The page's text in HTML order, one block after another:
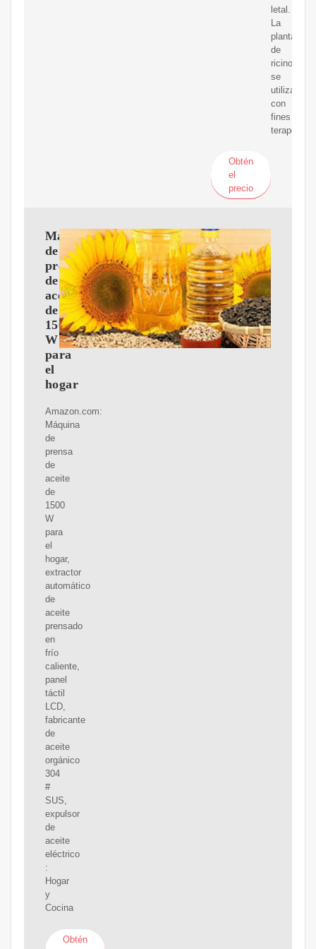
letal.
La
planta
de
ricino
se
utiliza
con
fines
Obtén
el
precio
Máquina
de
prensa
de
aceite
de
1500
W
para
el
hogar
Amazon.com:
Máquina
de
prensa
de
aceite
de
1500
W
para
el
hogar,
extractor
automático
de
aceite
prensado
en
frío
caliente,
panel
táctil
LCD,
fabricante
de
aceite
orgánico
304
#
SUS,
expulsor
de
aceite
eléctrico
:
Hogar
y
Cocina
Obtén